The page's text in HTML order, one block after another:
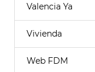
Valencia Ya
Vivienda
Web FDM